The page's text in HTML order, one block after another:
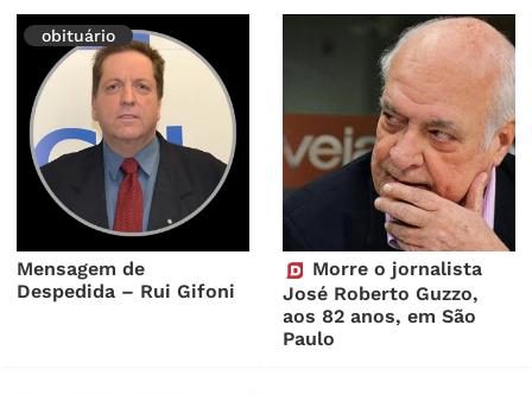
obituário
Mensagem de
Despedida – Rui Gifoni
Morre o jornalista
José Roberto Guzzo,
aos 82 anos, em São
Paulo